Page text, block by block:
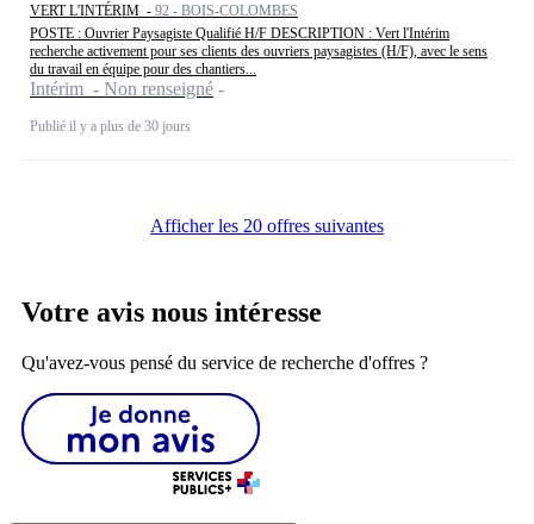
VERT L'INTÉRIM - 92 - BOIS-COLOMBES
POSTE : Ouvrier Paysagiste Qualifié H/F DESCRIPTION : Vert l'Intérim
recherche activement pour ses clients des ouvriers paysagistes (H/F), avec le sens
du travail en équipe pour des chantiers...
Intérim - Non renseigné
Publié il y a plus de 30 jours
Afficher les 20 offres suivantes
Votre avis nous intéresse
Qu'avez-vous pensé du service de recherche d'offres ?